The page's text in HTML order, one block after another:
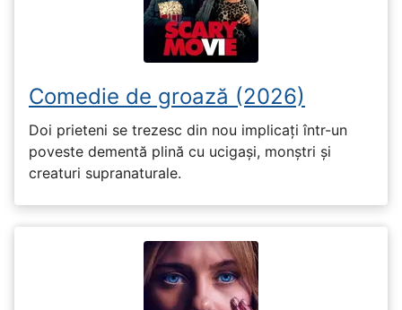
Comedie de groază (2026)
Doi prieteni se trezesc din nou implicați într-un
poveste dementă plină cu ucigași, monștri și
creaturi supranaturale.